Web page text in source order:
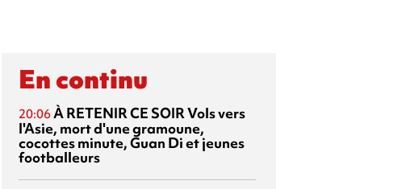
En continu
20:06À RETENIR CE SOIRVols vers
l'Asie, mort d'une gramoune,
cocottes minute, Guan Di et jeunes
footballeurs